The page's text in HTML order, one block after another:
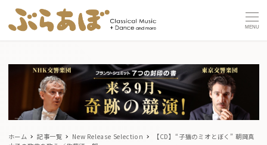
MENU
ホーム 記事一覧 New Release Selection
【CD】“子猫のミオとぼく” 朝岡真